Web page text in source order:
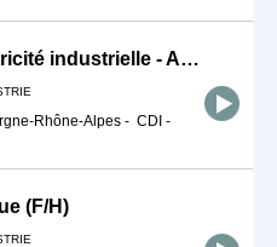
Ingénieur d'études Electricité industrielle - Automatisme(F/H)
Rhône-Alpes - CDI -
(F/H)